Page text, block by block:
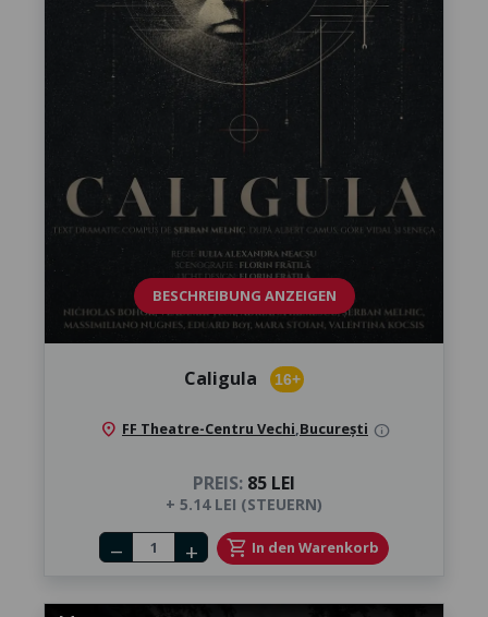
BESCHREIBUNG ANZEIGEN
Caligula 16+
location_on FF Theatre-Centru Vechi,București info
PREIS: 85 LEI
+ 5.14 LEI (STEUERN)
Number of tickets
remove add shopping_cart In den Warenkorb